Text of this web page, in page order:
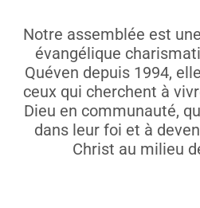
Notre assemblée est
évangélique
Quéven depuis 1994,
ceux qui cherchent à
Dieu en communauté,
dans leur foi et à
Christ au milieu